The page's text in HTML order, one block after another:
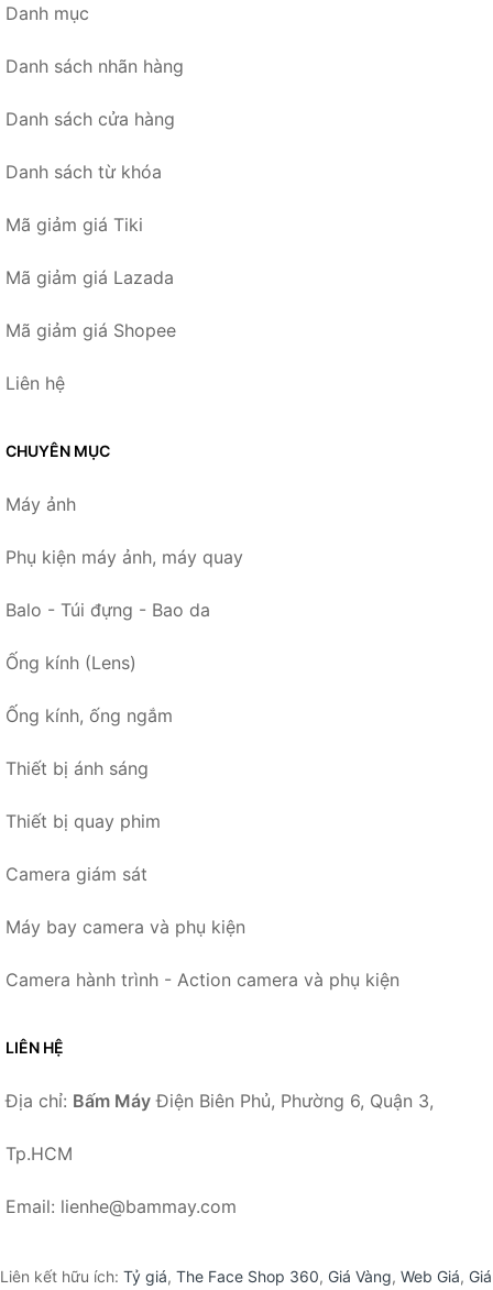
Danh mục
Danh sách nhãn hàng
Danh sách cửa hàng
Danh sách từ khóa
Mã giảm giá Tiki
Mã giảm giá Lazada
Mã giảm giá Shopee
Liên hệ
CHUYÊN MỤC
Máy ảnh
Phụ kiện máy ảnh, máy quay
Balo - Túi đựng - Bao da
Ống kính (Lens)
Ống kính, ống ngắm
Thiết bị ánh sáng
Thiết bị quay phim
Camera giám sát
Máy bay camera và phụ kiện
Camera hành trình - Action camera và phụ kiện
LIÊN HỆ
Địa chỉ: Bấm Máy Điện Biên Phủ, Phường 6, Quận 3,
Tp.HCM
Email: lienhe@bammay.com
Liên kết hữu ích: Tỷ giá, The Face Shop 360, Giá Vàng, Web Giá, Giá